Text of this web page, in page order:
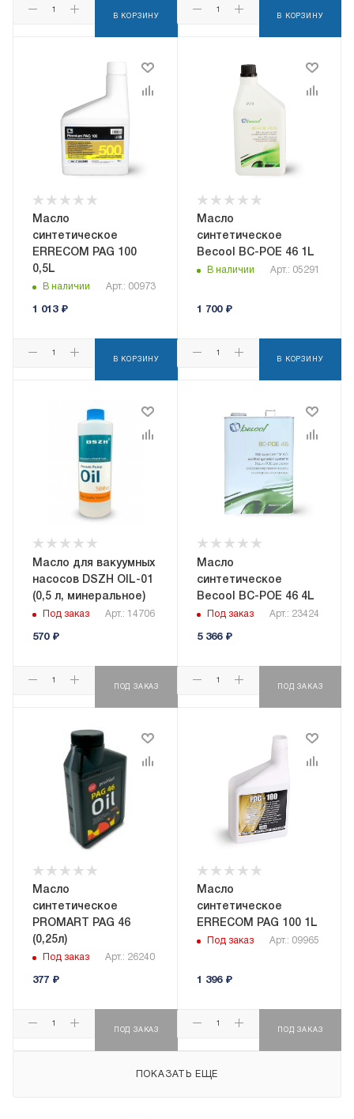
В КОРЗИНУ В КОРЗИНУ
Масло
синтетическое
ERRECOM PAG 100
0,5L
В наличии Арт.: 00973
1 013₽
В КОРЗИНУ
Масло
синтетическое
Becool BC-POE 46 1L
В наличии Арт.: 05291
1 700₽
В КОРЗИНУ
Масло для вакуумных
насосов DSZH OIL-01
(0,5 л, минеральное)
Под заказ Арт.: 14706
570₽
ПОД ЗАКАЗ
Масло
синтетическое
Becool BC-POE 46 4L
Под заказ Арт.: 23424
5 366₽
ПОД ЗАКАЗ
Масло
синтетическое
PROMART PAG 46
(0,25л)
Под заказ Арт.: 26240
377 ₽
ПОД ЗАКАЗ
Масло
синтетическое
ERRECOM PAG 100 1L
Под заказ Арт.: 09965
1 396₽
ПОД ЗАКАЗ
ПОКАЗАТЬ ЕЩЕ